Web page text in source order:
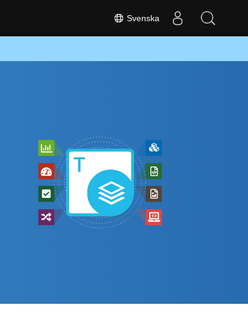
Svenska